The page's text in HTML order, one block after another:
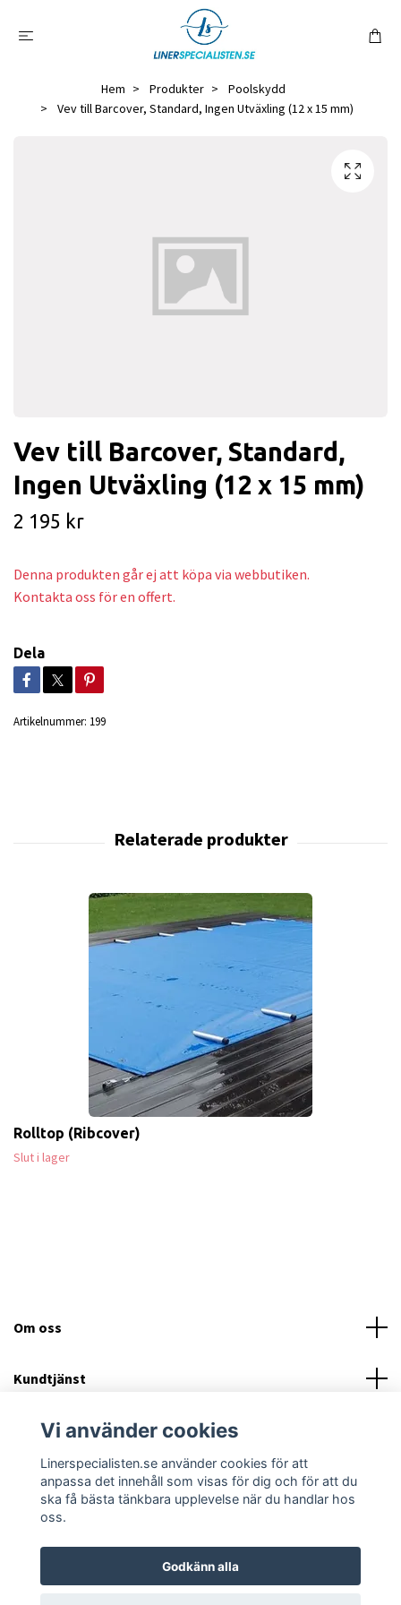
Hem Produkter
Poolskydd
Vev till Barcover, Standard, Ingen Utväxling (12 x 15 mm)
Vev till Barcover, Standard,
Ingen Utväxling (12 x 15 mm)
2 195 kr
Denna produkten går ej att köpa via webbutiken.
Kontakta oss för en offert.
Dela
Artikelnummer: 199
Rolltop (Ribcover)
Slut i lager
Om oss
Kundtjänst
Läs mer
Sociala medier
Vi använder cookies
Linerspecialisten.se använder cookies för att
anpassa det innehåll som visas för dig och för att du
ska få bästa tänkbara upplevelse när du handlar hos
oss.
Godkänn alla